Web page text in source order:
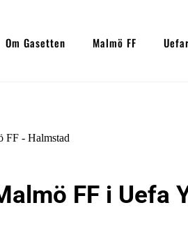
Om Gasetten Malmö FF
FF i Uefa